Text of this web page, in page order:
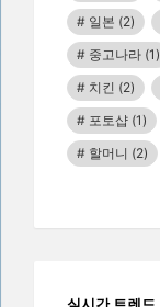
일본 (2)
중고나라 (1)
치킨 (2)
포토샵 (1)
할머니 (2)
실시간 트렌드